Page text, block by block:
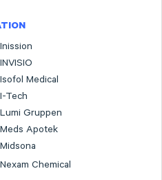
Inission
INVISIO
Isofol Medical
I-Tech
Lumi Gruppen
Meds Apotek
Midsona
Nexam Chemical